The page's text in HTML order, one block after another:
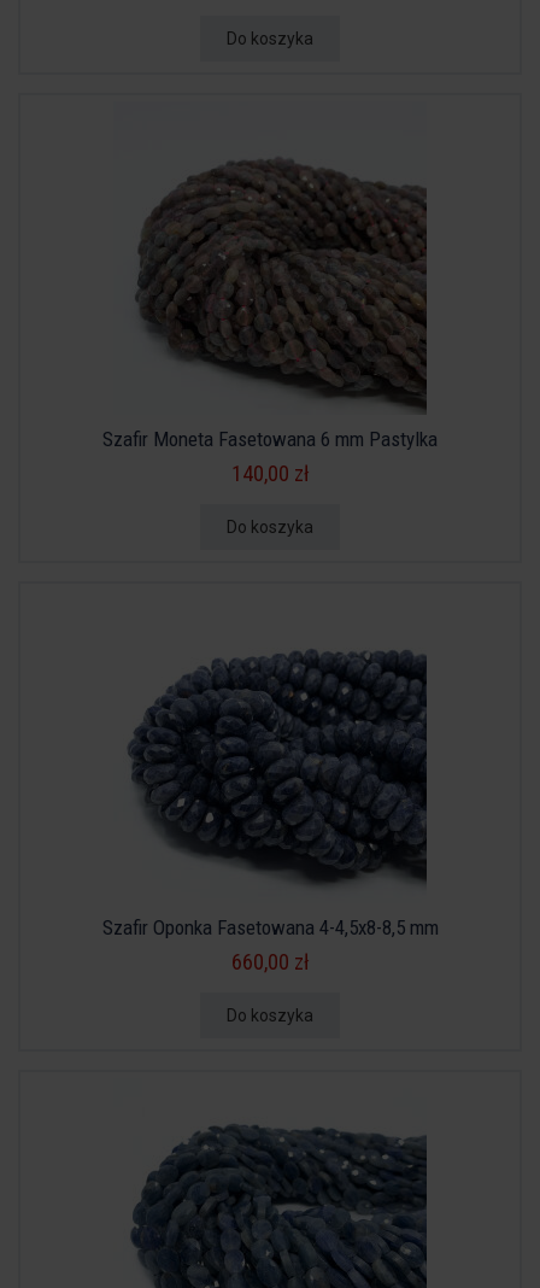
Do koszyka
Szafir Moneta Fasetowana 6 mm Pastylka
140,00 zł
Do koszyka
Szafir Oponka Fasetowana 4-4,5x8-8,5 mm
660,00 zł
Do koszyka